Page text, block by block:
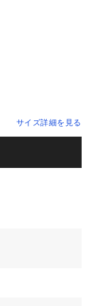
サイズ詳細を見る